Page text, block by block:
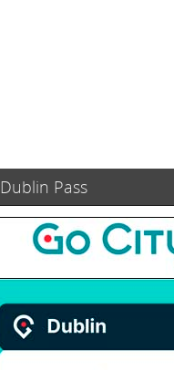
Dublin Pass